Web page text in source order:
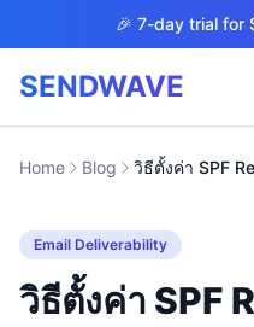
Skip to main content🎉 7-day trial for
SENDWAVE
Products
Home Blog
Email Deliverability
วิธีตั้งค่า SPF